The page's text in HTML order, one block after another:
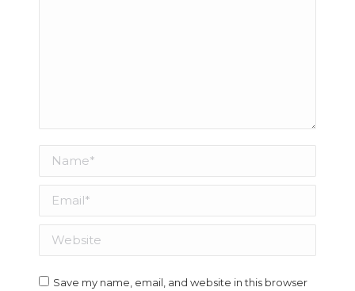
Name *
Email *
Website
Save my name, email, and website in this browser